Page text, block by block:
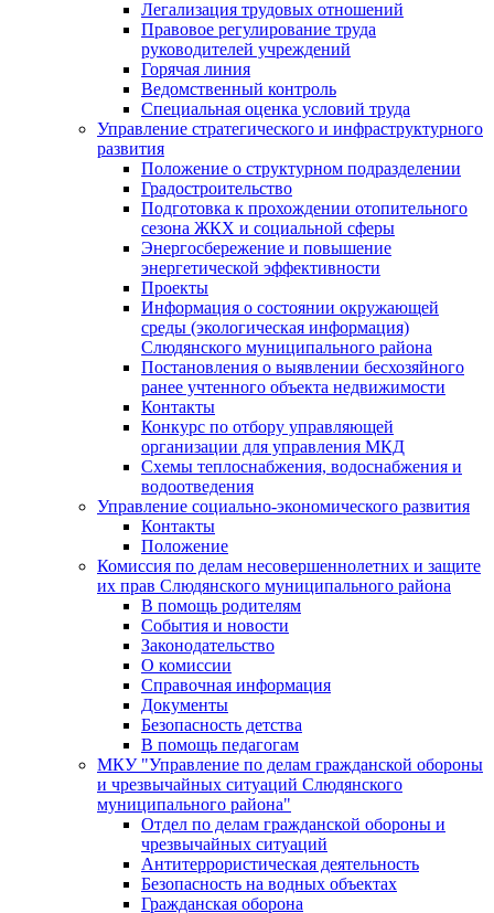
Легализация трудовых отношений
Правовое регулирование труда
руководителей учреждений
Горячая линия
Ведомственный контроль
Специальная оценка условий труда
Управление стратегического и инфраструктурного
развития
Положение о структурном подразделении
Градостроительство
Подготовка к прохождении отопительного
сезона ЖКХ и социальной сферы
Энергосбережение и повышение
энергетической эффективности
Проекты
Информация о состоянии окружающей
среды (экологическая информация)
Слюдянского муниципального района
Постановления о выявлении бесхозяйного
ранее учтенного объекта недвижимости
Контакты
Конкурс по отбору управляющей
организации для управления МКД
Схемы теплоснабжения, водоснабжения и
водоотведения
Управление социально-экономического развития
Контакты
Положение
Комиссия по делам несовершеннолетних и защите
их прав Слюдянского муниципального района
В помощь родителям
События и новости
Законодательство
О комиссии
Справочная информация
Документы
Безопасность детства
В помощь педагогам
МКУ "Управление по делам гражданской обороны
и чрезвычайных ситуаций Слюдянского
муниципального района"
Отдел по делам гражданской обороны и
чрезвычайных ситуаций
Антитеррористическая деятельность
Безопасность на водных объектах
Гражданская оборона